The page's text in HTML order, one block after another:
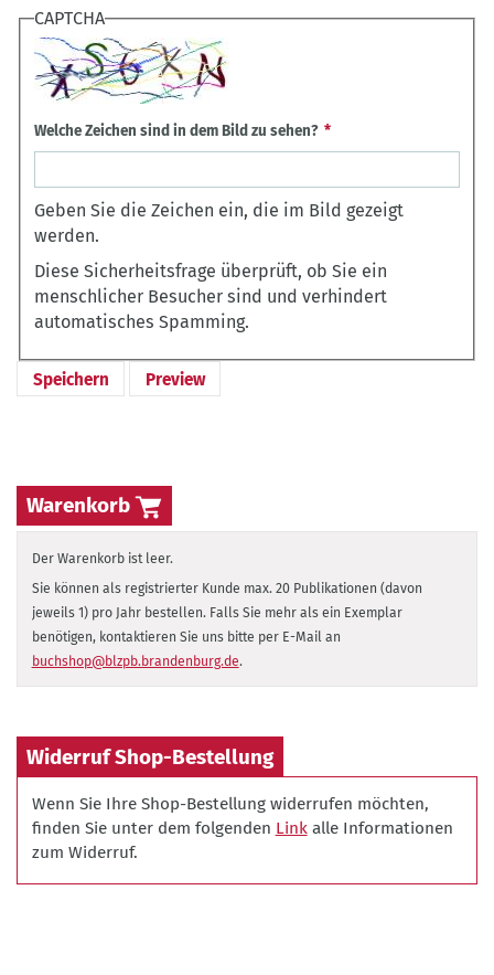
CAPTCHA
Welche Zeichen sind in dem Bild zu sehen?
Geben Sie die Zeichen ein, die im Bild gezeigt
werden.
Diese Sicherheitsfrage überprüft, ob Sie ein
menschlicher Besucher sind und verhindert
automatisches Spamming.
Warenkorb
Der Warenkorb ist leer.
Sie können als registrierter Kunde max. 20 Publikationen (davon
jeweils 1) pro Jahr bestellen. Falls Sie mehr als ein Exemplar
benötigen, kontaktieren Sie uns bitte per E-Mail an
buchshop@blzpb.brandenburg.de.
Widerruf Shop-Bestellung
Wenn Sie Ihre Shop-Bestellung widerrufen möchten,
finden Sie unter dem folgenden Linkalle Informationen
zum Widerruf.